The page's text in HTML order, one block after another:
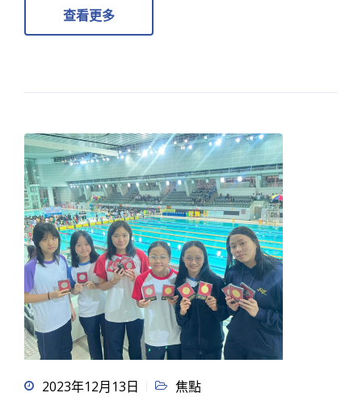
查看更多
2023年12月13日 焦點